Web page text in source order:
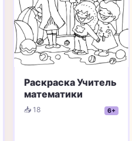
Раскраска Учитель
математики
📥 18 6+